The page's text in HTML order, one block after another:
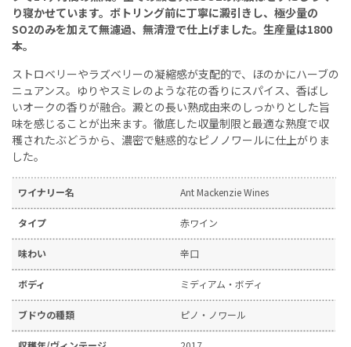
り寝かせています。ボトリング前に丁寧に澱引きし、極少量の
SO2のみを加えて無濾過、無清澄で仕上げました。生産量は1800
本。
ストロベリーやラズベリーの凝縮感が支配的で、ほのかにハーブの
ニュアンス。ゆりやスミレのような花の香りにスパイス、香ばし
いオークの香りが融合。澱との長い熟成由来のしっかりとした旨
味を感じることが出来ます。徹底した収量制限と最適な熟度で収
穫されたぶどうから、濃密で魅惑的なピノノワールに仕上がりま
した。
ワイナリー名 Ant Mackenzie Wines
タイプ 赤ワイン
味わい 辛口
ボディ ミディアム・ボディ
ブドウの種類 ピノ・ノワール